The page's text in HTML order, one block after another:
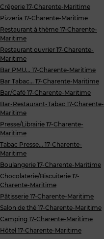
Crêperie 17-Charente-Maritime
Pizzeria 17-Charente-Maritime
Restaurant à thème 17-Charente-
Maritime
Restaurant ouvrier 17-Charente-
Maritime
Bar PMU... 17-Charente-Maritime
Bar Tabac... 17-Charente-Maritime
Bar/Café 17-Charente-Maritime
Bar-Restaurant-Tabac 17-Charente-
Maritime
Presse/Librairie 17-Charente-
Maritime
Tabac Presse... 17-Charente-
Maritime
Boulangerie 17-Charente-Maritime
Chocolaterie/Biscuiterie 17-
Charente-Maritime
Pâtisserie 17-Charente-Maritime
Salon de thé 17-Charente-Maritime
Camping 17-Charente-Maritime
Hôtel 17-Charente-Maritime